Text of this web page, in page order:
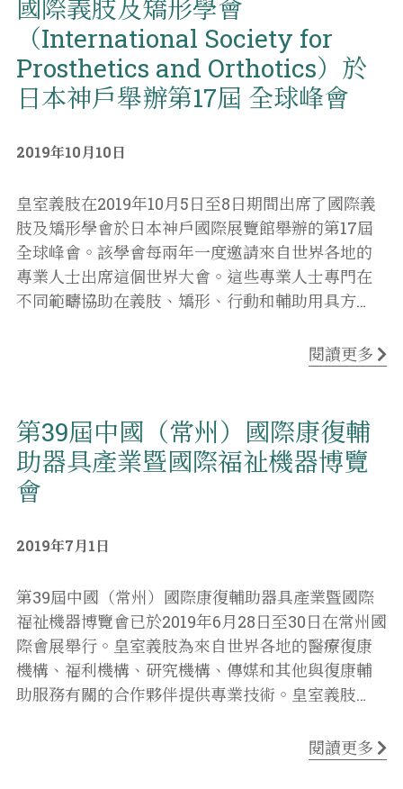
國際義肢及矯形學會
（International Society for
Prosthetics and Orthotics）於
日本神戶舉辦第17屆 全球峰會
2019年10月10日
皇室義肢在2019年10月5日至8日期間出席了國際義
肢及矯形學會於日本神戶國際展覽館舉辦的第17屆
全球峰會。該學會每兩年一度邀請來自世界各地的
專業人士出席這個世界大會。這些專業人士專門在
不同範疇協助在義肢、矯形、行動和輔助用具方…
閱讀更多
第39屆中國（常州）國際康復輔
助器具產業暨國際福祉機器博覽
會
2019年7月1日
第39屆中國（常州）國際康復輔助器具產業暨國際
福祉機器博覽會已於2019年6月28日至30日在常州國
際會展舉行。皇室義肢為來自世界各地的醫療復康
機構、福利機構、研究機構、傳媒和其他與復康輔
助服務有關的合作夥伴提供專業技術。皇室義肢…
閱讀更多